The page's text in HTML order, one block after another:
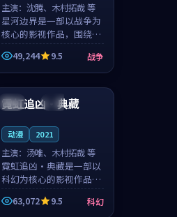
主演： 沈腾、木村拓哉 等
星河边界是一部以战争为
核心的影视作品，围绕危
机、反转与人物成长展
开，整体节奏紧凑，值得
推荐观看。
49,244 9.5 战争
英国 院线
99:58
霓虹追凶·典藏
动漫 2021
主演： 汤唯、木村拓哉 等
霓虹追凶·典藏是一部以
科幻为核心的影视作品，
围绕危机、反转与人物成
长展开，整体节奏紧凑，
63,072 9.5 科幻